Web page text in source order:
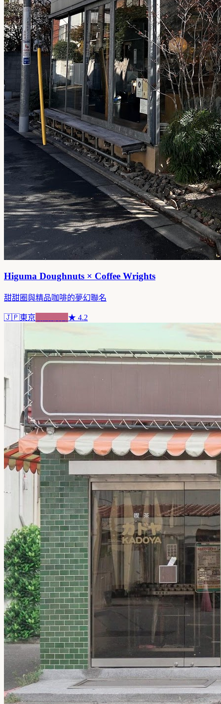
Higuma Doughnuts × Coffee Wrights
甜甜圈與精品咖啡的夢幻聯名
🇯🇵東京 ★ 4.2